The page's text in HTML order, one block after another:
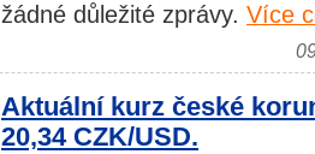
žádné důležité zprávy. Více
Aktuální kurz české
20,34 CZK/USD.